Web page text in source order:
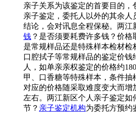
亲子关系为该鉴定的首要目的，
亲子鉴定，委托人以外的其余人
结论，会对讯息全程保秘。两江
钱 ？是否须要耗费许多钱？价
是常规样品还是特殊样本检材检
口腔拭子等常规样品的鉴定价钱
人，如单亲亲权鉴定的价格约
甲、口香糖等特殊样本，条件抽
对应的价格随采取难度变大而增
左右。两江新区个人亲子鉴定如
节？ 亲子鉴定机构为委托方预约